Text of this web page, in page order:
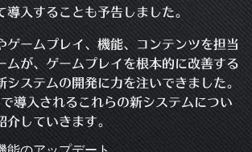
導入することも予告しました。
ゲームプレイ、機能、コンテンツを担当
ムが、ゲームプレイを根本的に改善する
システムの開発に力を注いできました。
導入されるこれらの新システムについ
していきます。